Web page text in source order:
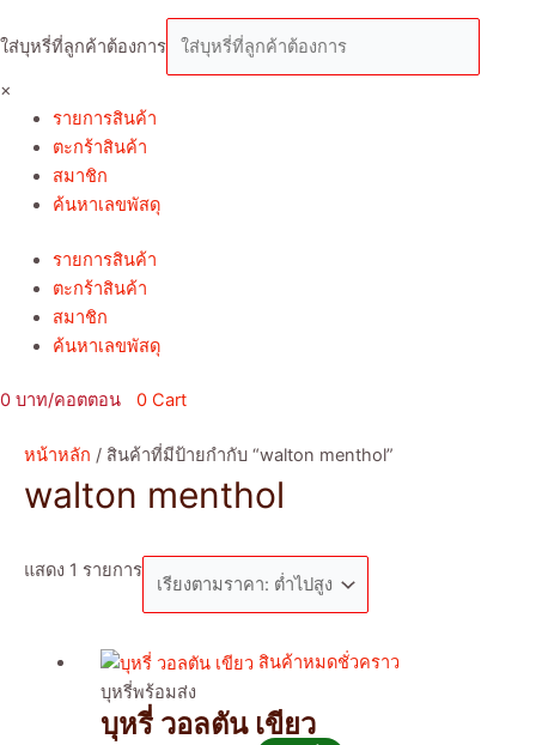
ใส่บุหรี่ที่ลูกค้าต้องการ
×
รายการสินค้า
ตะกร้าสินค้า
สมาชิก
ค้นหาเลขพัสดุ
รายการสินค้า
ตะกร้าสินค้า
สมาชิก
ค้นหาเลขพัสดุ
0 0 Cart
หน้าหลัก / สินค้าที่มีป้ายกำกับ “walton menthol”
walton menthol
แสดง 1 รายการ
สินค้าหมดชั่วคราว
บุหรี่พร้อมส่ง
บุหรี่ วอลตัน เขียว